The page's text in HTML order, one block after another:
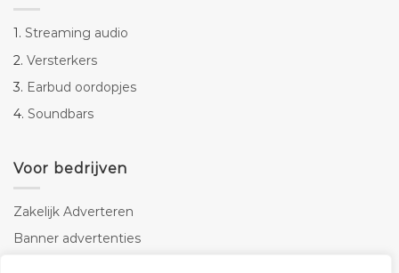
1. Streaming audio
2. Versterkers
3. Earbud oordopjes
4. Soundbars
Voor bedrijven
Zakelijk Adverteren
Banner advertenties